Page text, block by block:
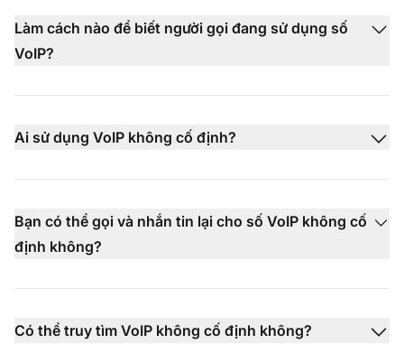
Làm cách nào để biết người gọi đang sử dụng số
VoIP?
Ai sử dụng VoIP không cố định?
Bạn có thể gọi và nhắn tin lại cho số VoIP không cố
định không?
Có thể truy tìm VoIP không cố định không?